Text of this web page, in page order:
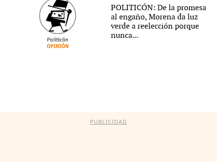
POLITICÓN: De la promesa
al engaño, Morena da luz
verde a reelección porque
nunca...
PUBLICIDAD